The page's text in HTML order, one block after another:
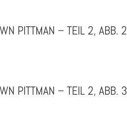
PITTMAN – TEIL 2, ABB. 2
PITTMAN – TEIL 2, ABB. 3